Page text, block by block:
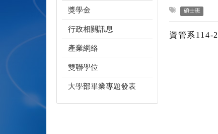
獎學金
行政相關訊息
產業網絡
雙聯學位
大學部畢業專題發表
碩士班
資管系114-2